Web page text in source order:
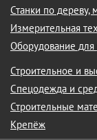
Станки по дереву,
Измерительная
Оборудование
Строительное и
Спецодежда и
Строительные
Крепёж